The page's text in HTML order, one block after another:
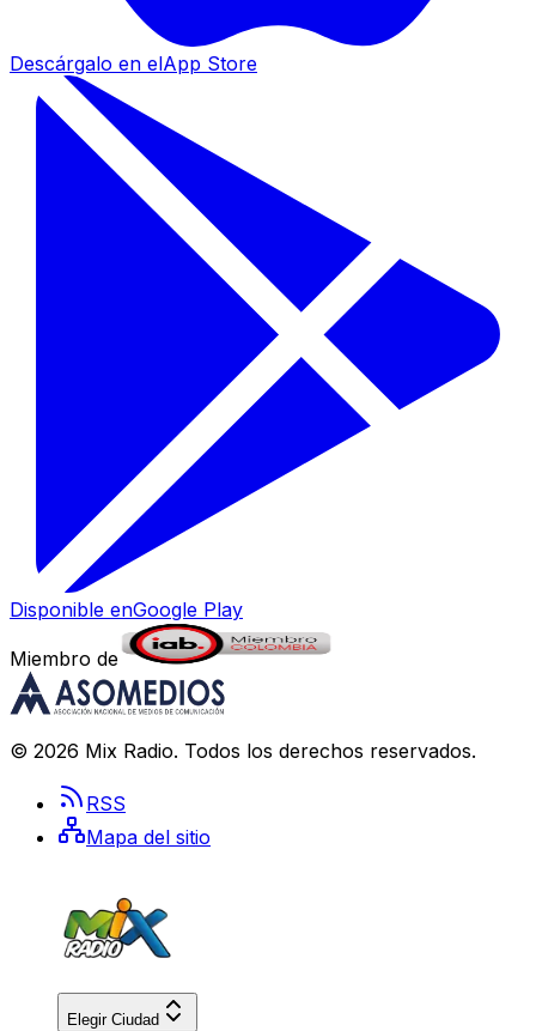
Descárgalo en elApp Store
Disponible enGoogle Play
Miembro de
© 2026 Mix Radio. Todos los derechos reservados.
RSS
Mapa del sitio
Elegir Ciudad